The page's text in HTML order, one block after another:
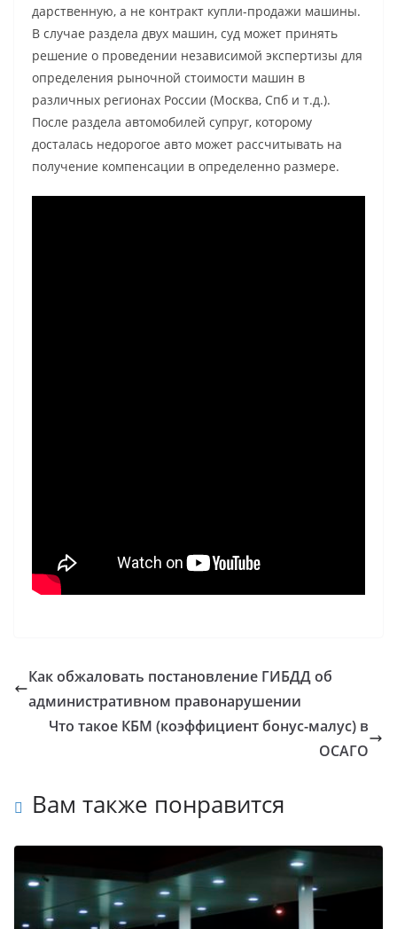
дарственную, а не контракт купли-продажи машины.
В случае раздела двух машин, суд может принять
решение о проведении независимой экспертизы для
определения рыночной стоимости машин в
различных регионах России (Москва, Спб и т.д.).
После раздела автомобилей супруг, которому
досталась недорогое авто может рассчитывать на
получение компенсации в определенно размере.
Как обжаловать постановление ГИБДД об
административном правонарушении
Что такое КБМ (коэффициент бонус-малус) в
ОСАГО
Вам также понравится